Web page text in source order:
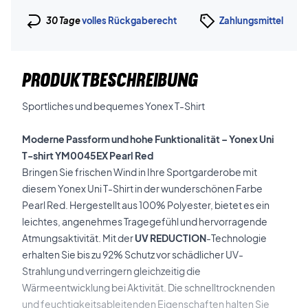
30 Tagevolles Rückgaberecht Zahlungsmittel
PRODUKTBESCHREIBUNG
Sportliches und bequemes Yonex T-Shirt
Moderne Passform und hohe Funktionalität – Yonex Uni
T-shirt YM0045EX Pearl Red
Bringen Sie frischen Wind in Ihre Sportgarderobe mit
diesem Yonex Uni T-Shirt in der wunderschönen Farbe
Pearl Red. Hergestellt aus 100% Polyester, bietet es ein
leichtes, angenehmes Tragegefühl und hervorragende
Atmungsaktivität. Mit derUV REDUCTION-Technologie
erhalten Sie bis zu 92% Schutz vor schädlicher UV-
Strahlung und verringern gleichzeitig die
Wärmeentwicklung bei Aktivität. Die schnelltrocknenden
und feuchtigkeitsableitenden Eigenschaften halten Sie